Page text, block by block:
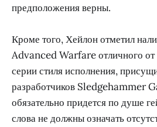
предположения верны.
Кроме того, Хейлон отметил
Advanced Warfare отличного
серии стиля исполнения,
разработчиков Sledgehammer
обязательно придется по душе
слова не должны означать